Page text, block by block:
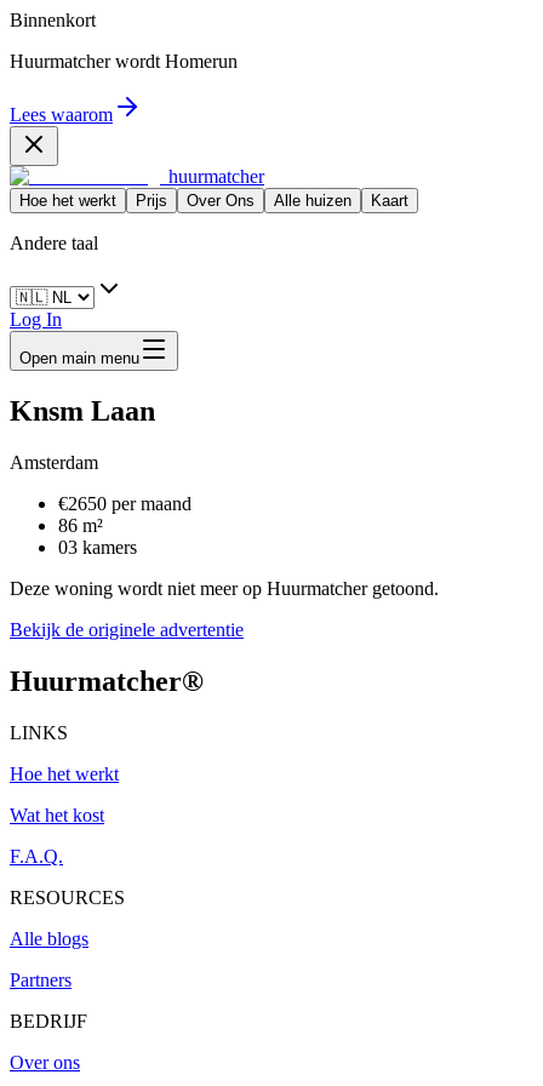
Binnenkort
Huurmatcher wordt Homerun
Lees waarom
huurmatcher
Hoe het werkt Prijs Over Ons Alle huizen Kaart
Andere taal
Log In
Open main menu
Knsm Laan
Amsterdam
€2650 per maand
86 m²
03 kamers
Deze woning wordt niet meer op Huurmatcher getoond.
Bekijk de originele advertentie
Huurmatcher®
LINKS
Hoe het werkt
Wat het kost
F.A.Q.
RESOURCES
Alle blogs
Partners
BEDRIJF
Over ons